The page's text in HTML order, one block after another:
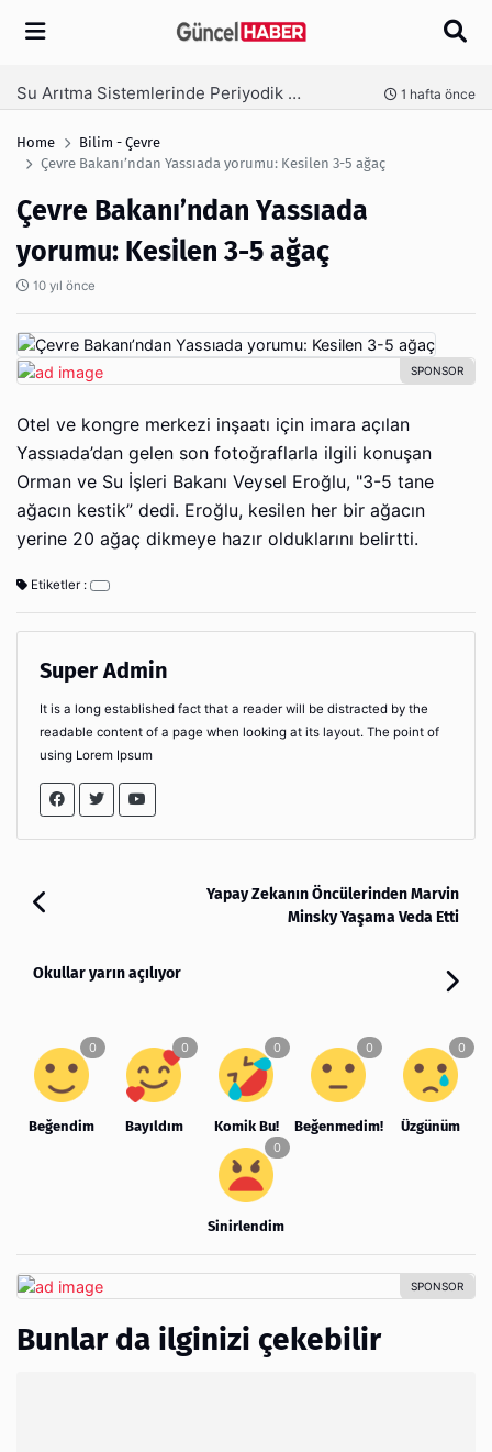
Arama
Ambalaj Süreçlerinde Yeni Nesil Verimliliği Olimpack ile Yakalayın 3 hafta önce
Home
Bilim - Çevre
Çevre Bakanı’ndan Yassıada yorumu: Kesilen 3-5 ağaç
Çevre Bakanı’ndan Yassıada
yorumu: Kesilen 3-5 ağaç
10 yıl önce
Otel ve kongre merkezi inşaatı için imara açılan
Yassıada’dan gelen son fotoğraflarla ilgili konuşan
Orman ve Su İşleri Bakanı Veysel Eroğlu, "3-5 tane
ağacın kestik” dedi. Eroğlu, kesilen her bir ağacın
yerine 20 ağaç dikmeye hazır olduklarını belirtti.
Etiketler :
Super Admin
It is a long established fact that a reader will be distracted by the
readable content of a page when looking at its layout. The point of
using Lorem Ipsum
Yapay Zekanın Öncülerinden Marvin
Minsky Yaşama Veda Etti
Okullar yarın açılıyor
Beğendim Bayıldım Komik Bu! Beğenmedim! Üzgünüm
Sinirlendim
Bunlar da ilginizi çekebilir